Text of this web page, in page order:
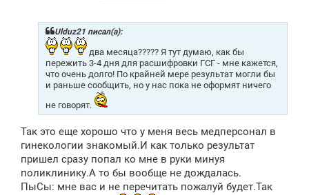
Ulduz21 писал(а):
два месяца????? Я тут думаю, как бы
пережить 3-4 дня для расшифровки ГСГ - мне кажется,
что очень долго! По крайней мере результат могли бы
и раньше сообщить, но у нас пока не оформят ничего
не говорят.
Так это еще хорошо что у меня весь медперсонал в
гинекологии знакомый.И как только результат
пришел сразу попал ко мне в руки минуя
поликлинику.А то бы вообще не дождалась.
ПыСы: мне вас и не перечитать пожалуй будет.Так